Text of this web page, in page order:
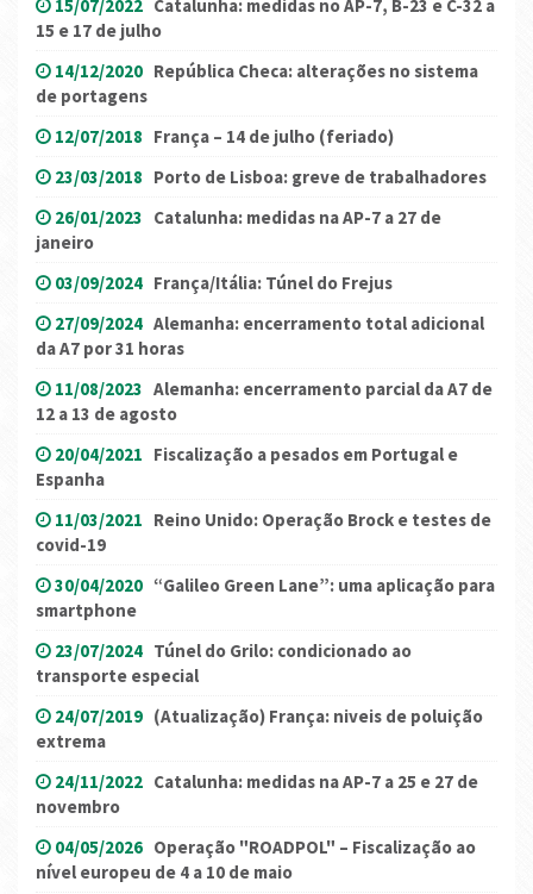
15/07/2022 Catalunha: medidas no AP-7, B-23 e C-32 a
15 e 17 de julho
14/12/2020 República Checa: alterações no sistema
de portagens
12/07/2018 França – 14 de julho (feriado)
23/03/2018 Porto de Lisboa: greve de trabalhadores
26/01/2023 Catalunha: medidas na AP-7 a 27 de
janeiro
03/09/2024 França/Itália: Túnel do Frejus
27/09/2024 Alemanha: encerramento total adicional
da A7 por 31 horas
11/08/2023 Alemanha: encerramento parcial da A7 de
12 a 13 de agosto
20/04/2021 Fiscalização a pesados em Portugal e
Espanha
11/03/2021 Reino Unido: Operação Brock e testes de
covid-19
30/04/2020 “Galileo Green Lane”: uma aplicação para
smartphone
23/07/2024 Túnel do Grilo: condicionado ao
transporte especial
24/07/2019 (Atualização) França: niveis de poluição
extrema
24/11/2022 Catalunha: medidas na AP-7 a 25 e 27 de
novembro
04/05/2026 Operação "ROADPOL" – Fiscalização ao
nível europeu de 4 a 10 de maio